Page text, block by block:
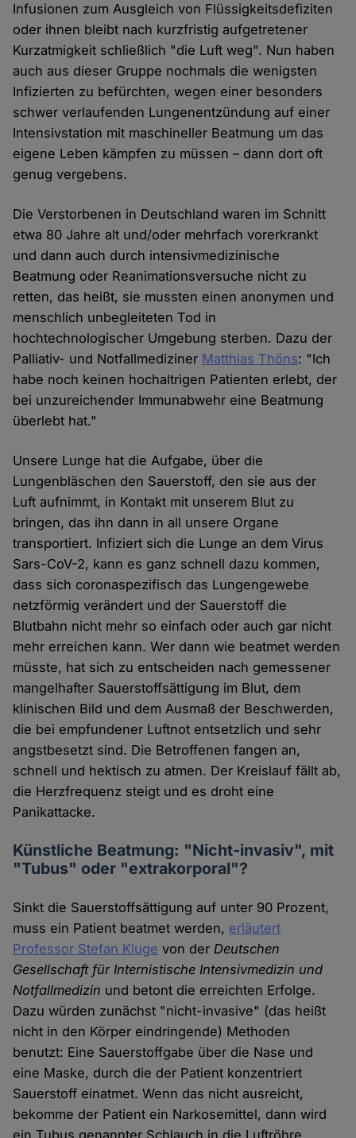
Infusionen zum Ausgleich von Flüssigkeitsdefiziten
oder ihnen bleibt nach kurzfristig aufgetretener
Kurzatmigkeit schließlich "die Luft weg". Nun haben
auch aus dieser Gruppe nochmals die wenigsten
Infizierten zu befürchten, wegen einer besonders
schwer verlaufenden Lungenentzündung auf einer
Intensivstation mit maschineller Beatmung um das
eigene Leben kämpfen zu müssen – dann dort oft
genug vergebens.
Die Verstorbenen in Deutschland waren im Schnitt
etwa 80 Jahre alt und/oder mehrfach vorerkrankt
und dann auch durch intensivmedizinische
Beatmung oder Reanimationsversuche nicht zu
retten, das heißt, sie mussten einen anonymen und
menschlich unbegleiteten Tod in
hochtechnologischer Umgebung sterben. Dazu der
Palliativ- und Notfallmediziner Matthias Thöns: "Ich
habe noch keinen hochaltrigen Patienten erlebt, der
bei unzureichender Immunabwehr eine Beatmung
überlebt hat."
Unsere Lunge hat die Aufgabe, über die
Lungenbläschen den Sauerstoff, den sie aus der
Luft aufnimmt, in Kontakt mit unserem Blut zu
bringen, das ihn dann in all unsere Organe
transportiert. Infiziert sich die Lunge an dem Virus
Sars-CoV-2, kann es ganz schnell dazu kommen,
dass sich coronaspezifisch das Lungengewebe
netzförmig verändert und der Sauerstoff die
Blutbahn nicht mehr so einfach oder auch gar nicht
mehr erreichen kann. Wer dann wie beatmet werden
müsste, hat sich zu entscheiden nach gemessener
mangelhafter Sauerstoffsättigung im Blut, dem
klinischen Bild und dem Ausmaß der Beschwerden,
die bei empfundener Luftnot entsetzlich und sehr
angstbesetzt sind. Die Betroffenen fangen an,
schnell und hektisch zu atmen. Der Kreislauf fällt ab,
die Herzfrequenz steigt und es droht eine
Panikattacke.
Künstliche Beatmung: "Nicht-invasiv", mit
"Tubus" oder "extrakorporal"?
Sinkt die Sauerstoffsättigung auf unter 90 Prozent,
muss ein Patient beatmet werden, erläutert
Professor Stefan Kluge von derDeutschen
Gesellschaft für Internistische Intensivmedizin und
Notfallmedizin und betont die erreichten Erfolge.
Dazu würden zunächst "nicht-invasive" (das heißt
nicht in den Körper eindringende) Methoden
benutzt: Eine Sauerstoffgabe über die Nase und
eine Maske, durch die der Patient konzentriert
Sauerstoff einatmet. Wenn das nicht ausreicht,
bekomme der Patient ein Narkosemittel, dann wird